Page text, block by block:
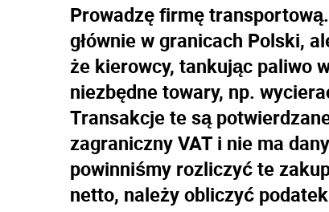
Prowadzę firmę
głównie w granicach Polski,
że kierowcy, tankując paliwo
niezbędne towary, np.
Transakcje te są
zagraniczny VAT i nie ma
powinniśmy rozliczyć te
netto, należy obliczyć